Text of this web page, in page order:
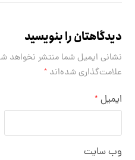
دیدگاهتان را بنویسید
نشانی ایمیل شما منتشر نخواهد
علامت‌گذاری شده‌اند*
ایمیل *
وب‌ سایت